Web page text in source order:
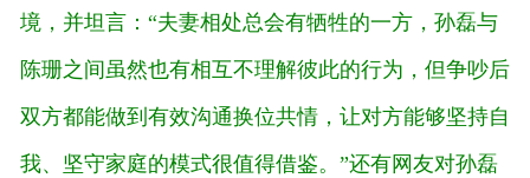
境，并坦言：“夫妻相处总会有牺牲的一方，孙磊与
陈珊之间虽然也有相互不理解彼此的行为，但争吵后
双方都能做到有效沟通换位共情，让对方能够坚持自
我、坚守家庭的模式很值得借鉴。”还有网友对孙磊